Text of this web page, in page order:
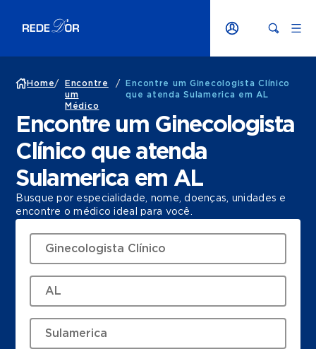
Home/
Encontre
um
Médico
/
Encontre um Ginecologista Clínico
que atenda Sulamerica em AL
Encontre um Ginecologista
Clínico que atenda
Sulamerica em AL
Busque por especialidade, nome, doenças, unidades e
encontre o médico ideal para você.